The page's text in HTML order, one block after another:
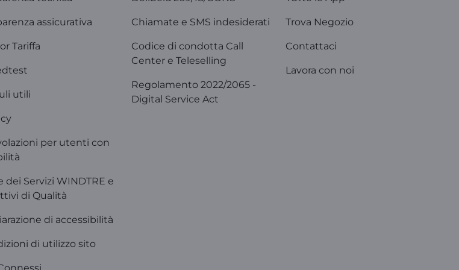
assicurativa
Tariffa
utili
per utenti con
dei Servizi WINDTRE e
di Qualità
di accessibilità
di utilizzo sito
Chiamate e SMS indesiderati
Codice di condotta Call
Center e Teleselling
Regolamento 2022/2065 -
Digital Service Act
Trova Negozio
Contattaci
Lavora con noi